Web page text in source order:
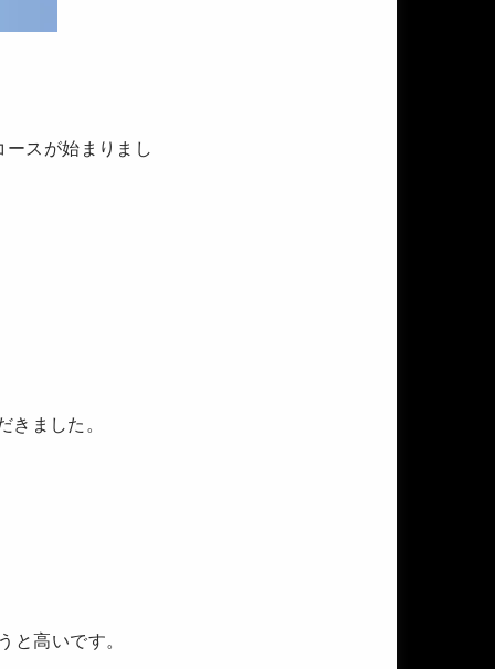
スが始まりまし
ました。
と高いです。